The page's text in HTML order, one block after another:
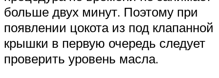
больше двух минут. Поэтому при
появлении цокота из под клапанной
крышки в первую очередь следует
проверить уровень масла.